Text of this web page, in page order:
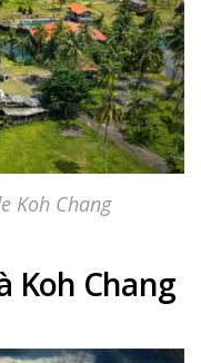
Koh Chang
Koh Chang